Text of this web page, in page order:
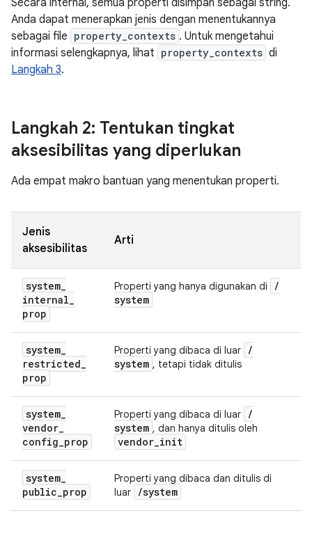
Secara internal, semua properti disimpan sebagai string.
Anda dapat menerapkan jenis dengan menentukannya
sebagai file property_contexts . Untuk mengetahui
informasi selengkapnya, lihat property_contexts di
Langkah 3.
Langkah 2: Tentukan tingkat
aksesibilitas yang diperlukan
Ada empat makro bantuan yang menentukan properti.
Jenis
aksesibilitas
Arti
system_
internal_
prop
Properti yang hanya digunakan di
/
system
system_
restricted_
prop
Properti yang dibaca di luar
/
system , tetapi tidak ditulis
system_
vendor_
config_prop
Properti yang dibaca di luar
/
system , dan hanya ditulis oleh
vendor_init
system_
public_prop
Properti yang dibaca dan ditulis di
luar
/system